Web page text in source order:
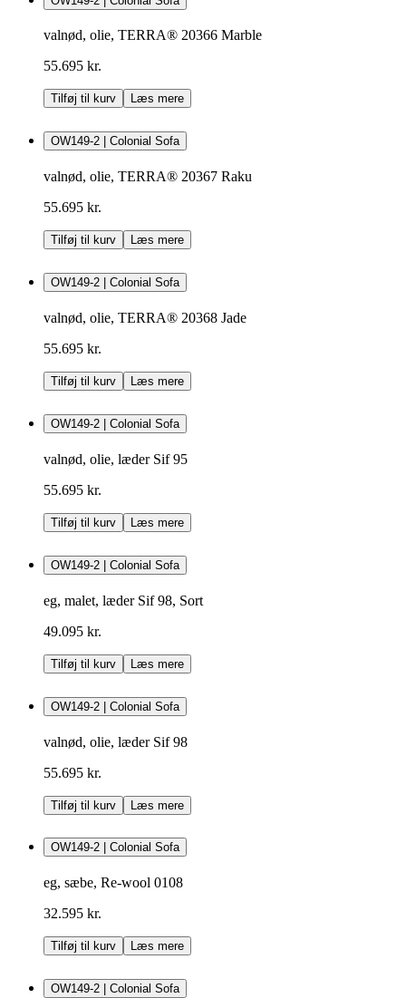
valnød, olie, TERRA® 20366 Marble
55.695 kr.
Tilføj til kurv Læs mere
OW149-2 | Colonial Sofa
valnød, olie, TERRA® 20367 Raku
55.695 kr.
Tilføj til kurv Læs mere
OW149-2 | Colonial Sofa
valnød, olie, TERRA® 20368 Jade
55.695 kr.
Tilføj til kurv Læs mere
OW149-2 | Colonial Sofa
valnød, olie, læder Sif 95
55.695 kr.
Tilføj til kurv Læs mere
OW149-2 | Colonial Sofa
eg, malet, læder Sif 98, Sort
49.095 kr.
Tilføj til kurv Læs mere
OW149-2 | Colonial Sofa
valnød, olie, læder Sif 98
55.695 kr.
Tilføj til kurv Læs mere
OW149-2 | Colonial Sofa
eg, sæbe, Re-wool 0108
32.595 kr.
Tilføj til kurv Læs mere
OW149-2 | Colonial Sofa